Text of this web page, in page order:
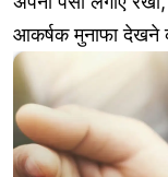
आकर्षक मुनाफा देखने